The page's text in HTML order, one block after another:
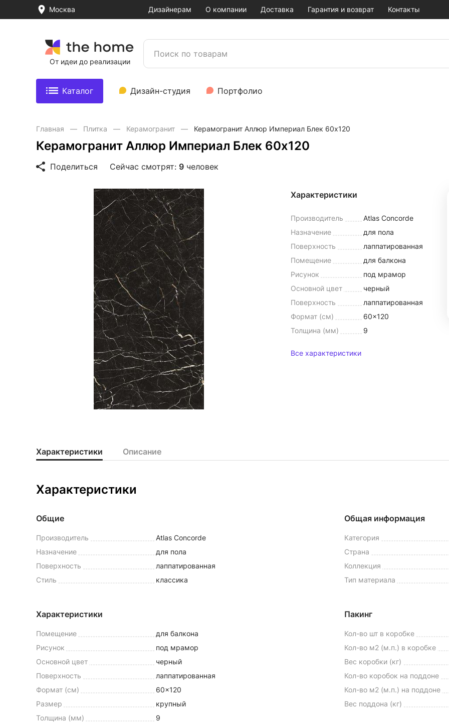
Москва Дизайнерам О компании Доставка Гарантия и возврат Контакты
От идеи до реализации
Каталог Дизайн-студия Портфолио
Главная Плитка Керамогранит Керамогранит Аллюр Империал Блек 60x120
Керамогранит Аллюр Империал Блек 60x120
Поделиться Сейчас смотрят: 9 человек
Характеристики
Производитель
Atlas Concorde
Назначение
для пола
Поверхность
лаппатированная
Помещение
для балкона
Рисунок
под мрамор
Основной цвет
черный
Поверхность
лаппатированная
Формат (см)
60x120
Толщина (мм)
9
Все характеристики
Характеристики Описание
Характеристики
Общие
Производитель
Atlas Concorde
Назначение
для пола
Поверхность
лаппатированная
Стиль
классика
Характеристики
Помещение
для балкона
Рисунок
под мрамор
Основной цвет
черный
Поверхность
лаппатированная
Формат (см)
60x120
Размер
крупный
Толщина (мм)
9
Общая информация
Категория
Страна
Коллекция
Тип материала
Пакинг
Кол-во шт в коробке
Кол-во м2 (м.п.) в коробке
Вес коробки (кг)
Кол-во коробок на поддоне
Кол-во м2 (м.п.) на поддоне
Вес поддона (кг)